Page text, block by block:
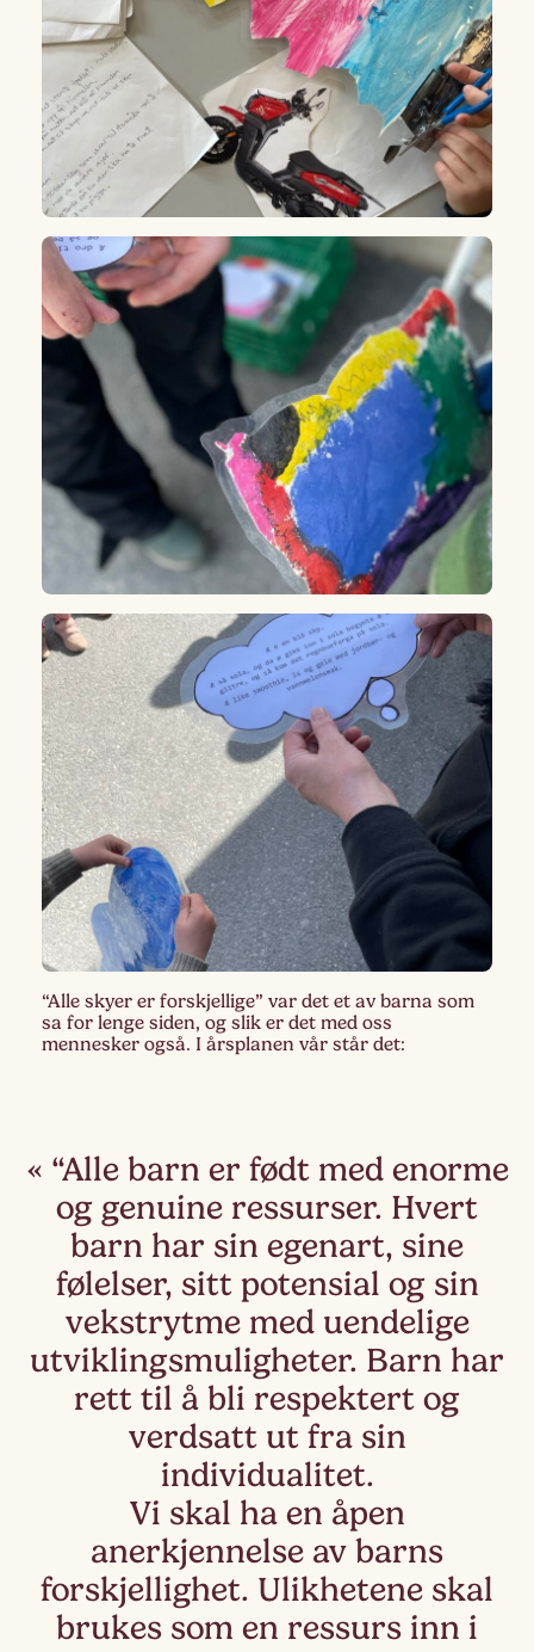
“Alle skyer er forskjellige” var det et av barna som
sa for lenge siden, og slik er det med oss
mennesker også. I årsplanen vår står det:
“Alle barn er født med enorme
og genuine ressurser. Hvert
barn har sin egenart, sine
følelser, sitt potensial og sin
vekstrytme med uendelige
utviklingsmuligheter. Barn har
rett til å bli respektert og
verdsatt ut fra sin
individualitet.
Vi skal ha en åpen
anerkjennelse av barns
forskjellighet. Ulikhetene skal
brukes som en ressurs inn i